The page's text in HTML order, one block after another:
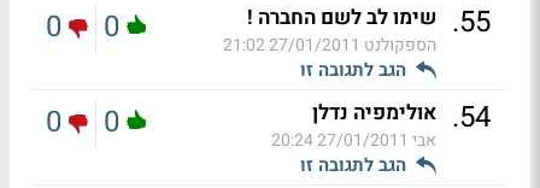
55
. שימו לב לשם החברה !
הספקולנט 27/01/2011 21:02
הגב לתגובה זו
0
0
54
. אולימפיה נדלן
אבי 27/01/2011 20:24
הגב לתגובה זו
0
0